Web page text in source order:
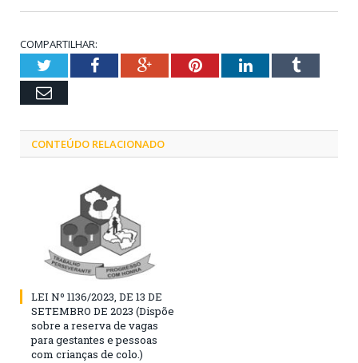
COMPARTILHAR:
TwitterFacebookGoogle+PinterestLinkedInTumblr
Email
CONTEÚDO RELACIONADO
LEI Nº 1136/2023, DE 13 DE
SETEMBRO DE 2023 (Dispõe
sobre a reserva de vagas
para gestantes e pessoas
com crianças de colo.)